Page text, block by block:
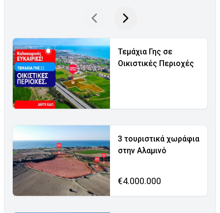
Τεμάχια Γης σε
Οικιστικές Περιοχές
3 τουριστικά χωράφια
στην Αλαμινό
€4.000.000